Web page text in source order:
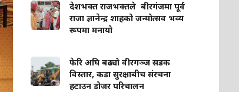
देशभक्त राजभक्तले बीरगंजमा पूर्व
राजा ज्ञानेन्द्र शाहको जन्मोत्सव भव्य
रूपमा मनायो
फेरि अघि बढ्यो वीरगञ्ज सडक
विस्तार, कडा सुरक्षाबीच संरचना
हटाउन डोजर परिचालन